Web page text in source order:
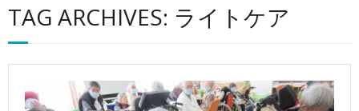
老人ホーム
Q&A
TAG ARCHIVES: ライトケア